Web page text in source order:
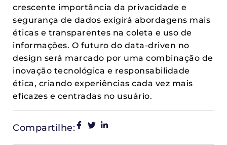
crescente importância da privacidade e
segurança de dados exigirá abordagens mais
éticas e transparentes na coleta e uso de
informações. O futuro do data-driven no
design será marcado por uma combinação de
inovação tecnológica e responsabilidade
ética, criando experiências cada vez mais
eficazes e centradas no usuário.
Compartilhe: